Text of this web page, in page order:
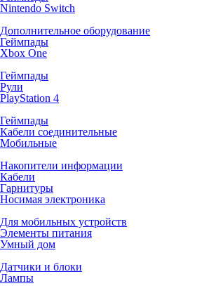
Nintendo Switch
Дополнительное оборудование
Геймпады
Xbox One
Геймпады
Рули
PlayStation 4
Геймпады
Кабели соединительные
Мобильные
Накопители информации
Кабели
Гарнитуры
Носимая электроника
Для мобильных устройств
Элементы питания
Умный дом
Датчики и блоки
Лампы